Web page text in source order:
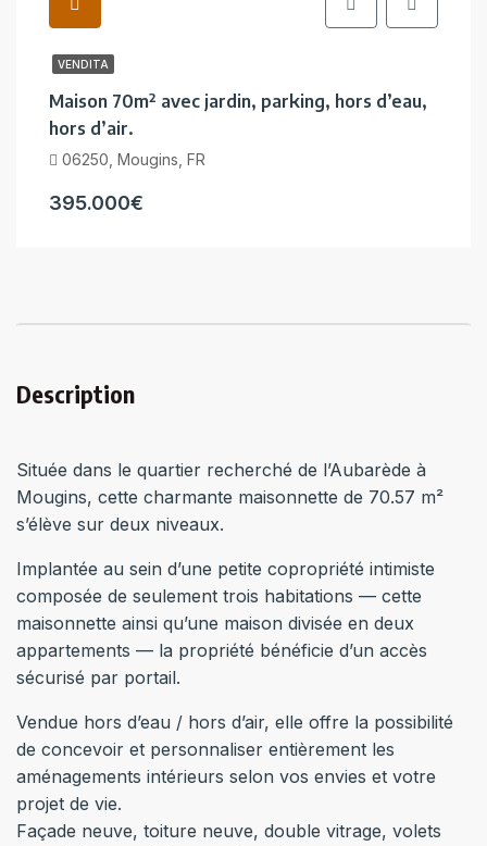
VENDITA
Maison 70m² avec jardin, parking, hors d’eau,
hors d’air.
06250, Mougins, FR
395.000€
Description
Située dans le quartier recherché de l’Aubarède à
Mougins, cette charmante maisonnette de 70.57 m²
s’élève sur deux niveaux.
Implantée au sein d’une petite copropriété intimiste
composée de seulement trois habitations — cette
maisonnette ainsi qu’une maison divisée en deux
appartements — la propriété bénéficie d’un accès
sécurisé par portail.
Vendue hors d’eau / hors d’air, elle offre la possibilité
de concevoir et personnaliser entièrement les
aménagements intérieurs selon vos envies et votre
projet de vie.
Façade neuve, toiture neuve, double vitrage, volets